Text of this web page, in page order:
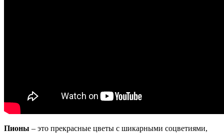
Пионы – это прекрасные цветы с шикарными соцветиями,